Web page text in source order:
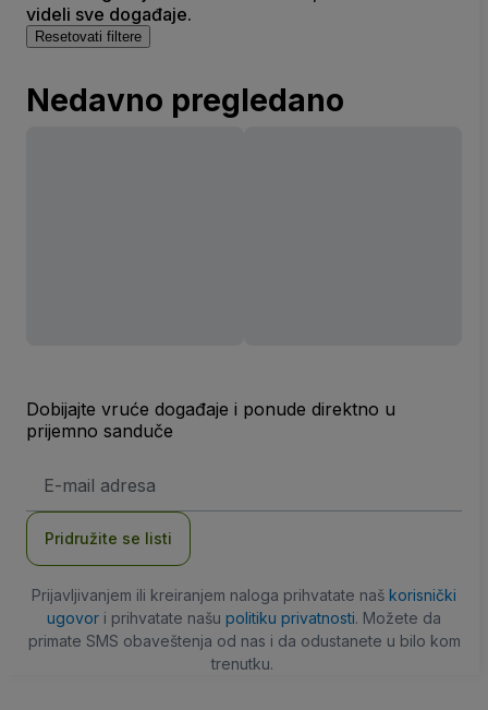
videli sve događaje.
Resetovati filtere
Nedavno pregledano
Dobijajte vruće događaje i ponude direktno u
prijemno sanduče
mail
Pridružite se listi
Prijavljivanjem ili kreiranjem naloga prihvatate naš korisnički
ugovor i prihvatate našu politiku privatnosti. Možete da
primate SMS obaveštenja od nas i da odustanete u bilo kom
trenutku.